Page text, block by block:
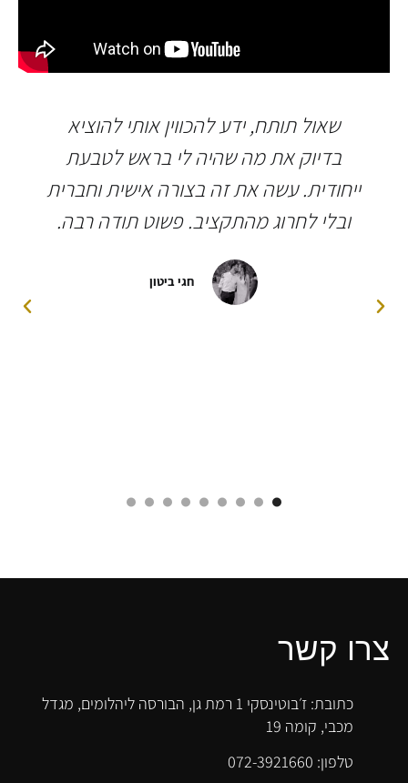
שאול תותח, ידע להכווין אותי להוציא
בדיוק את מה שהיה לי בראש לטבעת
ייחודית. עשה את זה בצורה אישית וחברית
ובלי לחרוג מהתקציב. פשוט תודה רבה.
חגי ביטון
צרו קשר
כתובת: ז׳בוטינסקי 1 רמת גן, הבורסה ליהלומים, מגדל
מכבי, קומה 19
טלפון: 072-3921660